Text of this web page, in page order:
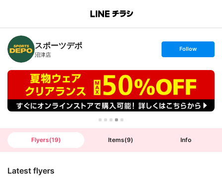
B
n
c
h
T
スポーツデポ
沼津店
s
t
o
l
o
Follow
Flyers(19) Items(9) Info
Latest flyers